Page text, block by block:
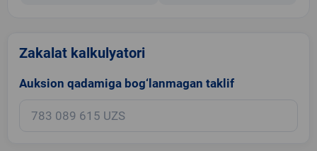
Zakalat kalkulyatori
Auksion qadamiga bog‘lanmagan taklif